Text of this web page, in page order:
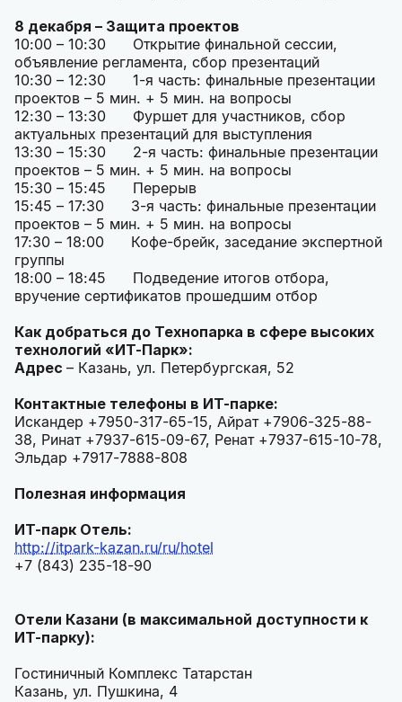
8 декабря – Защита проектов
10:00 – 10:30 Открытие финальной сессии,
объявление регламента, сбор презентаций
10:30 – 12:30 1-я часть: финальные презентации
проектов – 5 мин. + 5 мин. на вопросы
12:30 – 13:30 Фуршет для участников, сбор
актуальных презентаций для выступления
13:30 – 15:30 2-я часть: финальные презентации
проектов – 5 мин. + 5 мин. на вопросы
15:30 – 15:45 Перерыв
15:45 – 17:30 3-я часть: финальные презентации
проектов – 5 мин. + 5 мин. на вопросы
17:30 – 18:00 Кофе-брейк, заседание экспертной
группы
18:00 – 18:45 Подведение итогов отбора,
вручение сертификатов прошедшим отбор
Как добраться до Технопарка в сфере высоких
технологий «ИТ-Парк»:
Адрес – Казань, ул. Петербургская, 52
Контактные телефоны в ИТ-парке:
Искандер +7950-317-65-15, Айрат +7906-325-88-
38, Ринат +7937-615-09-67, Ренат +7937-615-10-78,
Эльдар +7917-7888-808
Полезная информация
ИТ-парк Отель:
http://itpark-kazan.ru/ru/hotel
+7 (843) 235-18-90
Отели Казани (в максимальной доступности к
ИТ-парку):
Гостиничный Комплекс Татарстан
Казань, ул. Пушкина, 4